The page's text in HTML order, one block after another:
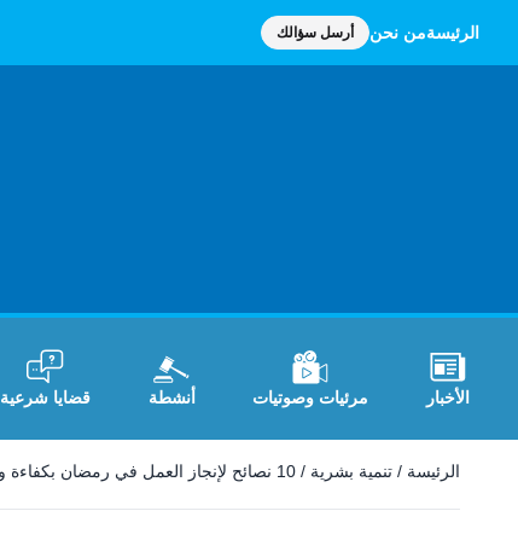
الرئيسةمن نحن أرسل سؤالك
الأخبار مرئيات وصوتيات أنشطة قضايا شرعية
الرئيسة / تنمية بشرية / 10 نصائح لإنجاز العمل في رمضان بكفاءة وفعالية